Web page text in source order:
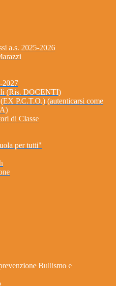
a.s. 2025-2026
2027
(Ris. DOCENTI)
P.C.T.O.) (autenticarsi come
di Classe
per tutti"
Bullismo e